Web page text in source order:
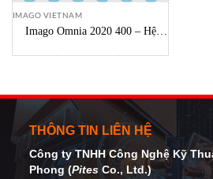
IMAGO VIETNAM
Imago Omnia 2020 400 – Hệ
chai
THÔNG TIN LIÊN HỆ
Công ty TNHH Công Nghệ Kỹ
Phong (Pites Co., Ltd.)